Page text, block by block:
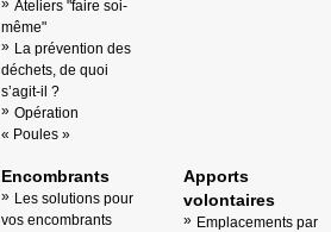
Ateliers "faire soi-
même"
La prévention des
déchets, de quoi
s’agit-il ?
Opération
« Poules »
Encombrants
Les solutions pour
vos encombrants
Apports
volontaires
Emplacements par